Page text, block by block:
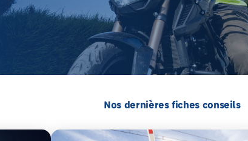
Nos dernières fiches conseils